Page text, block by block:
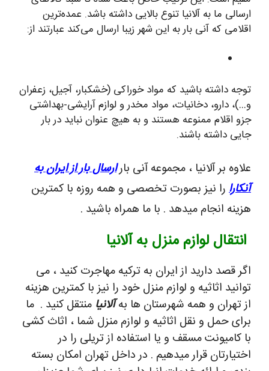
ارسالی ما به آلانیا تنوع بالایی داشته باشد. عمده‌ترین
اقلامی که آنی بار به این شهر زیبا ارسال می‌کند عبارتند از:
توجه داشته باشید که مواد خوراکی (خشکبار، آجیل، زعفران
و…)، دارو، دخانیات، مواد مخدر و لوازم آرایشی-بهداشتی
جزو اقلام ممنوعه هستند و به هیچ عنوان نباید در بار
جایی داشته باشند.
علاوه بر آلانیا ، مجموعه آنی بارارسال بار از ایران به
آنکارا را نیز بصورت تخصصی و همه روزه با کمترین
هزینه انجام میدهد . با ما همراه باشید .
انتقال لوازم منزل به آلانیا
اگر قصد دارید از ایران به ترکیه مهاجرت کنید ، می
توانید اثاثیه و لوازم منزل خود را نیز با کمترین هزینه
از تهران و همه شهرستان ها بهآلانیا منتقل کنید . ما
برای حمل و نقل اثاثیه و لوازم منزل شما ، اثاث کشی
با کامیونت مسقف و یا استفاده از تریلی را در
اختیارتان قرار میدهیم . در داخل تهران امکان بسته